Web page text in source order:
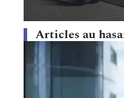
Articles au